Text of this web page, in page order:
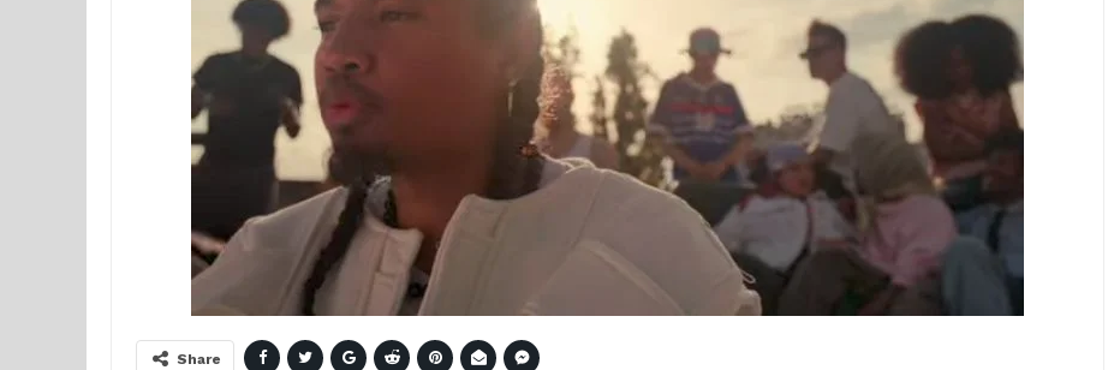
Share